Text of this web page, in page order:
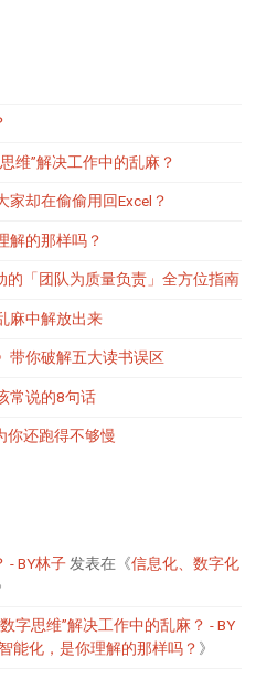
维”解决工作中的乱麻？
却在偷偷用回Excel？
解的那样吗？
「团队为质量负责」全方位指南
麻中解放出来
带你破解五大读书误区
常说的8句话
你还跑得不够慢
- BY林子发表在《信息化、数字化
字思维”解决工作中的乱麻？ - BY
能化，是你理解的那样吗？ 》